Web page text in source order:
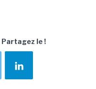
Partagez le !